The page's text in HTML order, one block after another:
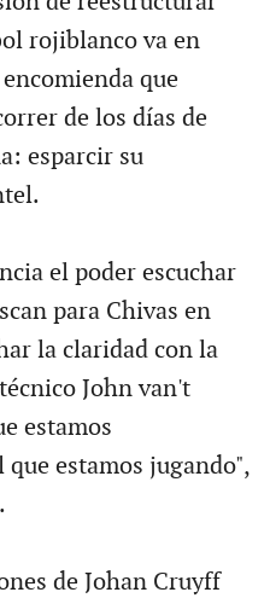
rojiblanco va en
que
de los días de
esparcir su
el poder escuchar
para Chivas en
la claridad con la
John van't
estamos
estamos jugando",
de Johan Cruyff